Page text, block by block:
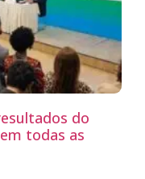
do
todas as